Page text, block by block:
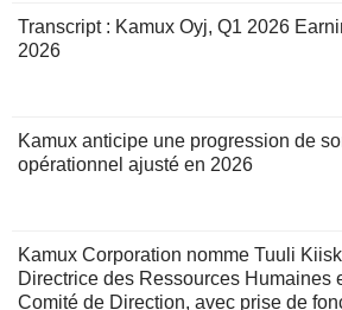
Transcript : Kamux Oyj, Q1 2026
2026
Kamux anticipe une progression de
opérationnel ajusté en 2026
Kamux Corporation nomme Tuuli
Directrice des Ressources Humaines
Comité de Direction, avec prise de